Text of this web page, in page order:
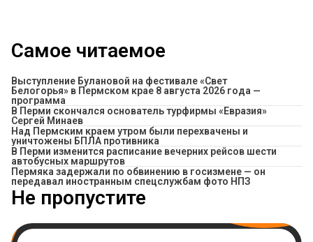
Самое читаемое
Выступление Булановой на фестивале «Свет
Белогорья» в Пермском крае 8 августа 2026 года —
программа
В Перми скончался основатель турфирмы «Евразия»
Сергей Минаев
Над Пермским краем утром были перехвачены и
уничтожены БПЛА противника
​В Перми изменится расписание вечерних рейсов шести
автобусных маршрутов
Пермяка задержали по обвинению в госизмене — он
передавал иностранным спецслужбам фото НПЗ
Не пропустите